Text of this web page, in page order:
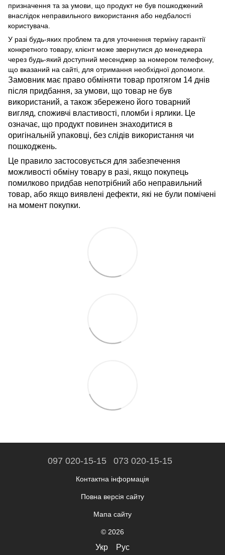
призначення та за умови, що продукт не був пошкоджений
внаслідок неправильного використання або недбалості
користувача.
У разі будь-яких проблем та для уточнення терміну гарантії
конкретного товару, клієнт може звернутися до менеджера
через будь-який доступний месенджер за номером телефону,
що вказаний на сайті, для отримання необхідної допомоги.
Замовник має право обміняти товар протягом 14 днів
після придбання, за умови, що товар не був
використаний, а також збережено його товарний
вигляд, споживчі властивості, пломби і ярлики. Це
означає, що продукт повинен знаходитися в
оригінальній упаковці, без слідів використання чи
пошкоджень.
Це правило застосовується для забезпечення
можливості обміну товару в разі, якщо покупець
помилково придбав непотрібний або неправильний
товар, або якщо виявлені дефекти, які не були помічені
на момент покупки.
097 020-15-15 073 020-15-15
Контактна інформація
Повна версія сайту
Мапа сайту
© 2026
Укр Рус